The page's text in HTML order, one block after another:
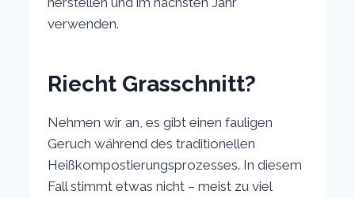
verwenden.
Riecht Grasschnitt?
Nehmen wir an, es gibt einen fauligen
Geruch während des traditionellen
Heißkompostierungsprozesses. In diesem
Fall stimmt etwas nicht – meist zu viel